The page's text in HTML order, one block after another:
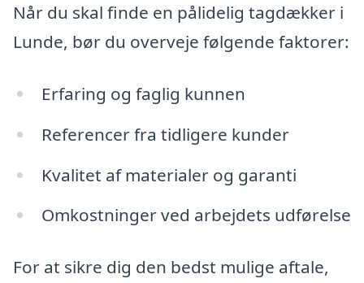
Når du skal finde en pålidelig tagdækker i
Lunde, bør du overveje følgende faktorer:
Erfaring og faglig kunnen
Referencer fra tidligere kunder
Kvalitet af materialer og garanti
Omkostninger ved arbejdets udførelse
For at sikre dig den bedst mulige aftale,